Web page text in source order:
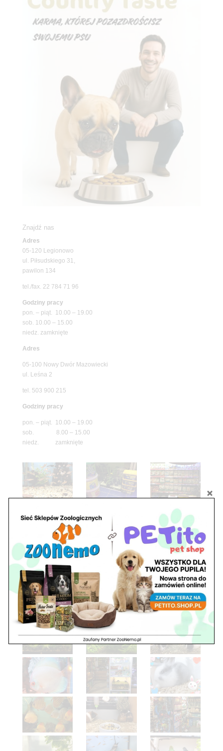
Znajdź nas
Adres
05-120 Legionowo
ul. Piłsudskiego 31,
pawilon 134
tel./fax. 22 784 71 96
Godziny pracy
pon. – piąt. 10.00 – 19.00
sob. 10.00 – 15.00
niedz. zamknięte
Adres
05-100 Nowy Dwór Mazowiecki
ul. Leśna 2
tel. 503 900 215
Godziny pracy
pon. – piąt. 10.00 – 19.00
sob. 8.00 – 15.00
niedz. zamknięte